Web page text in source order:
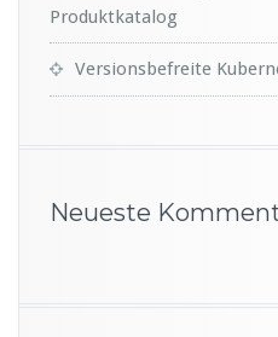
Produktkatalog
Versionsbefreite
Neueste